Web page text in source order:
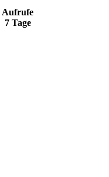
Aufrufe
7 Tage